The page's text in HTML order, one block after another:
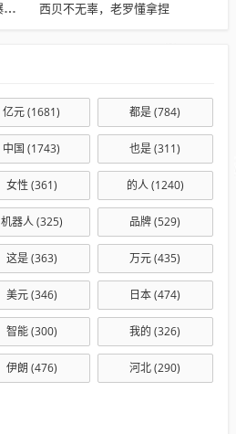
光模块价格集体上涨，产业爆发成数效应 西贝不无辜，老罗懂拿捏
亿元(1681) 都是(784)
中国 (1743) 也是(311)
女性 (361) 的人(1240)
机器人(325) 品牌(529)
这是(363) 万元(435)
美元(346) 日本(474)
智能(300) 我的 (326)
伊朗 (476) 河北(290)